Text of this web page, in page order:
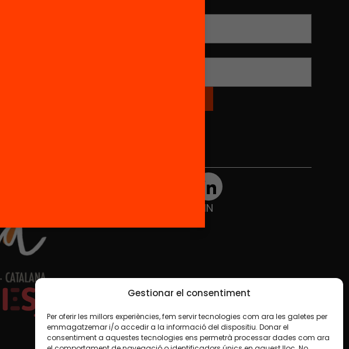
Gestionar el consentiment
Per oferir les millors experiències, fem servir tecnologies com ara les galetes per
emmagatzemar i/o accedir a la informació del dispositiu. Donar el
consentiment a aquestes tecnologies ens permetrà processar dades com ara
IN